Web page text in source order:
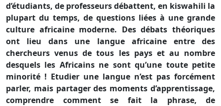
d’étudiants, de professeurs débattent, en kiswahili la
plupart du temps, de questions liées à une grande
culture africaine moderne. Des débats théoriques
ont lieu dans une langue africaine entre des
chercheurs venus de tous les pays et au nombre
desquels les Africains ne sont qu’une toute petite
minorité ! Etudier une langue n’est pas forcément
parler, mais partager des moments d’apprentissage,
comprendre comment se fait la phrase, de